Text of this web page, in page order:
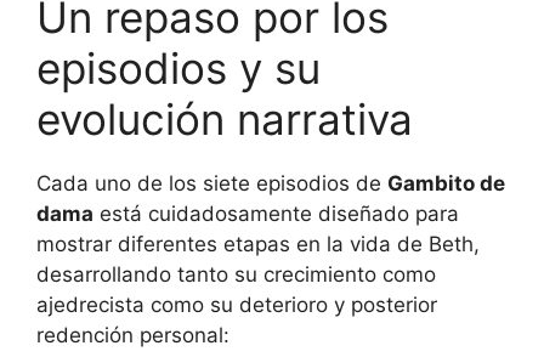
Un repaso por los
episodios y su
evolución narrativa
Cada uno de los siete episodios de Gambito de
dama está cuidadosamente diseñado para
mostrar diferentes etapas en la vida de Beth,
desarrollando tanto su crecimiento como
ajedrecista como su deterioro y posterior
redención personal: